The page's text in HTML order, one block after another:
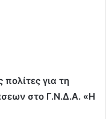
για τη
στο Γ.Ν.Δ.Α. «Η